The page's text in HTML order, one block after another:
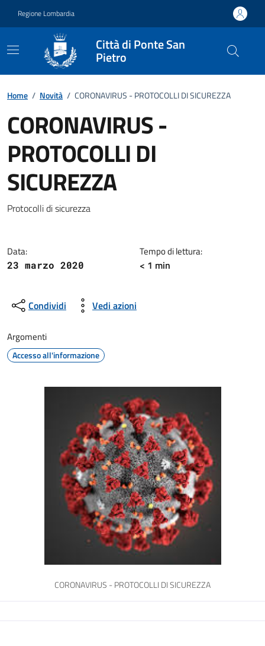
Regione Lombardia
Città di Ponte San
Pietro
Home / Novità / CORONAVIRUS - PROTOCOLLI DI SICUREZZA
CORONAVIRUS -
PROTOCOLLI DI
SICUREZZA
Dettagli della notizia
Protocolli di sicurezza
Data:
23 marzo 2020
Tempo di lettura:
< 1 min
Condividi Vedi azioni
Argomenti
Accesso all'informazione
CORONAVIRUS - PROTOCOLLI DI SICUREZZA